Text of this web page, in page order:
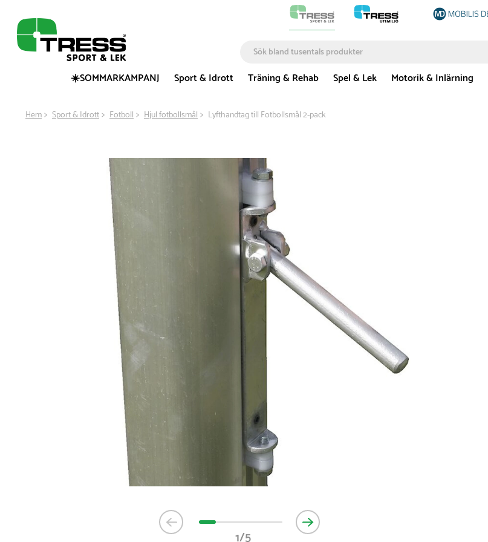
☀️SOMMARKAMPANJ
Sport & Idrott Träning & Rehab Spel & Lek Motorik & Inlärning
Hem Sport & Idrott Fotboll Hjul fotbollsmål Lyfthandtag till Fotbollsmål 2-pack
1/5